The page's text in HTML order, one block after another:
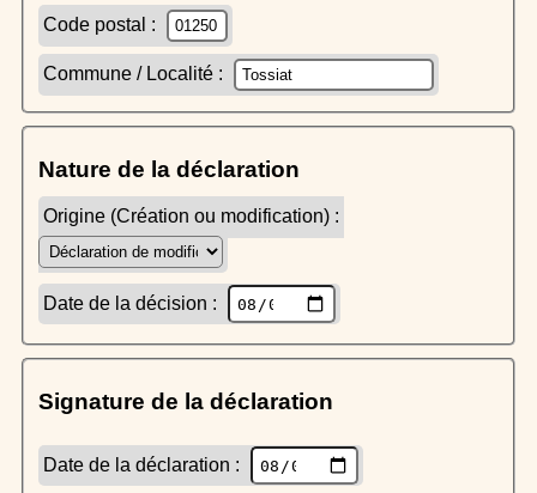
Code postal :
Commune / Localité :
Nature de la déclaration
Origine (Création ou modification) :
Date de la décision :
Signature de la déclaration
Date de la déclaration :